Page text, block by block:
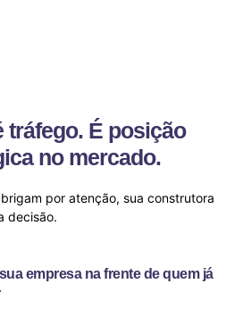
tráfego. É posição
no mercado.
por atenção, sua construtora
decisão.
empresa na frente de quem já